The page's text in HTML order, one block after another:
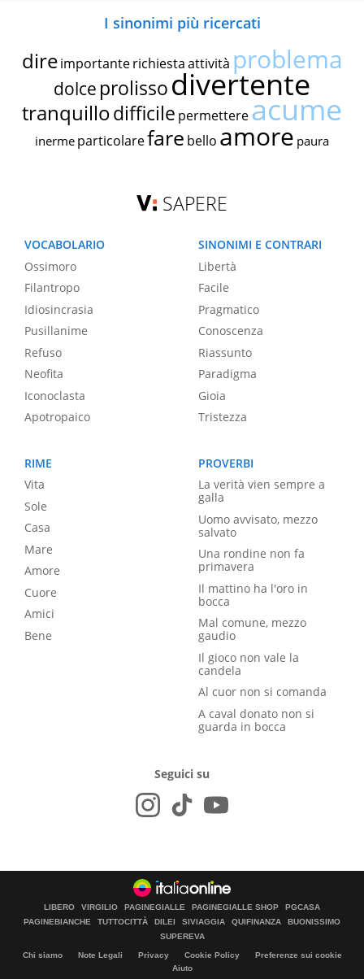
I sinonimi più ricercati
dire importante richiestaattività problema
dolce prolissodivertente
tranquillodifficile permettereacume
inerme particolarefare bello amore paura
SAPERE
VOCABOLARIO
Ossimoro
Filantropo
Idiosincrasia
Pusillanime
Refuso
Neofita
Iconoclasta
Apotropaico
SINONIMI E CONTRARI
Libertà
Facile
Pragmatico
Conoscenza
Riassunto
Paradigma
Gioia
Tristezza
RIME
Vita
Sole
Casa
Mare
Amore
Cuore
Amici
Bene
PROVERBI
La verità vien sempre a
galla
Uomo avvisato, mezzo
salvato
Una rondine non fa
primavera
Il mattino ha l'oro in
bocca
Mal comune, mezzo
gaudio
Il gioco non vale la
candela
Al cuor non si comanda
A caval donato non si
guarda in bocca
Seguici su
LIBERO VIRGILIO PAGINEGIALLE PAGINEGIALLE SHOP
PGCASA
PAGINEBIANCHE
TUTTOCITTÀ DILEI SIVIAGGIA QUIFINANZA
BUONISSIMO
SUPEREVA
Chi siamo Note Legali Privacy Cookie Policy
Preferenze sui cookie
Aiuto